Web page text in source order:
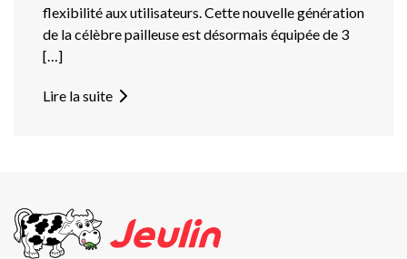
flexibilité aux utilisateurs. Cette nouvelle génération
de la célèbre pailleuse est désormais équipée de 3
[…]
Lire la suite